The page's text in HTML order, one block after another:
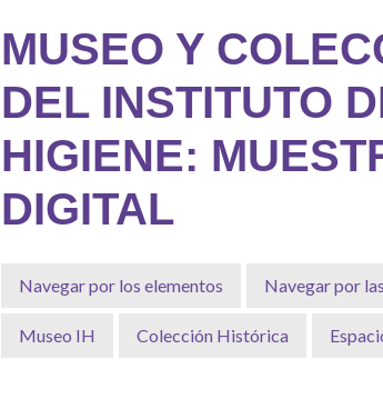
MUSEO Y
DEL INSTITUTO
HIGIENE:
DIGITAL
Navegar por los elementos Navegar por
Museo IH Colección Histórica